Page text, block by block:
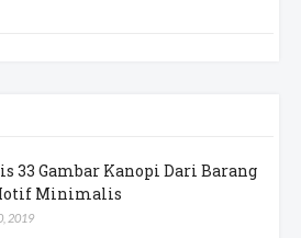
33 Gambar Kanopi Dari Barang
Minimalis
2019